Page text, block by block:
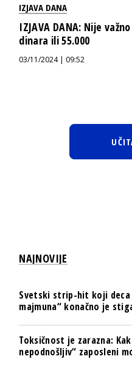
IZJAVA DANA
IZJAVA DANA: Nije
dinara ili 55.000
03/11/2024 | 09:52
NAJNOVIJE
Svetski strip-hit koji
majmuna“ konačno je
Toksičnost je zarazna:
nepodnošljiv“ zaposleni